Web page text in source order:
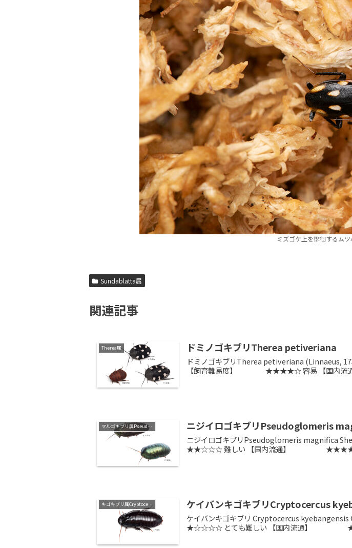
ミズゴケ上を徘徊するム
Sundablatta属
関連記事
Therea属 ドミノゴキブリTherea petiveriana
ドミノゴキブリTherea petiveriana
【飼育難易度】 ★★★★☆ 容易 【国内
マルゴキブリ属Pseudoglomeris ニジイロゴキブリPseudoglomeris
ニジイロゴキブリPseudoglomeris
★★☆☆☆ 難しい 【国内流通】 ★★★★☆
キゴキブリ属Cryptocercus ケイバンキゴキブリCryptocercus
ケイバンキゴキブリ Cryptocercus
★☆☆☆☆ とても難しい 【国内流通】